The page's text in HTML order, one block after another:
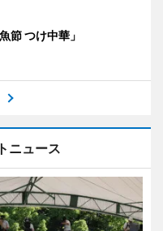
節 つけ中華」
ニュース